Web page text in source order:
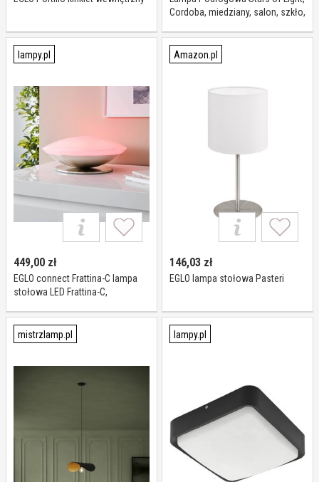
Cordoba, miedziany, salon, szkło,
lampy.pl
449,00 zł
EGLO connect Frattina-C lampa
stołowa LED Frattina-C,
opal, salon / jadalnia, tworzywo
sztuczne, nowoczesny
Amazon.pl
146,03 zł
EGLO lampa stołowa Pasteri
mistrzlamp.pl lampy.pl